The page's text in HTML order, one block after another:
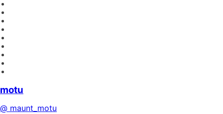
motu
@ maunt_motu